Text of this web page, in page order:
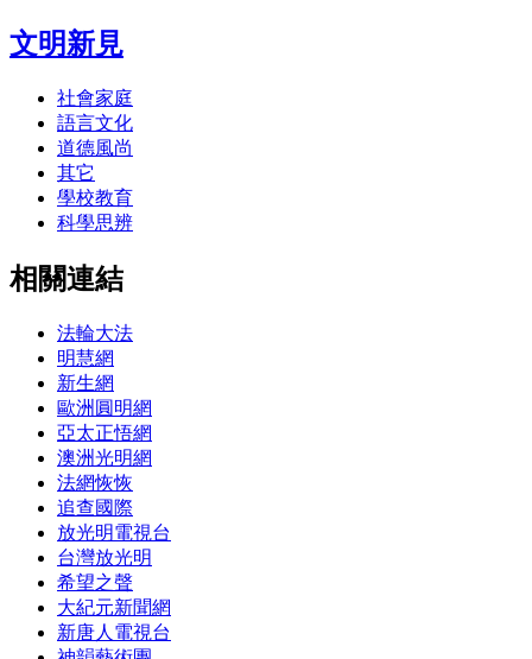
文明新見
社會家庭
語言文化
道德風尚
其它
學校教育
科學思辨
相關連結
法輪大法
明慧網
新生網
歐洲圓明網
亞太正悟網
澳洲光明網
法網恢恢
追查國際
放光明電視台
台灣放光明
希望之聲
大紀元新聞網
新唐人電視台